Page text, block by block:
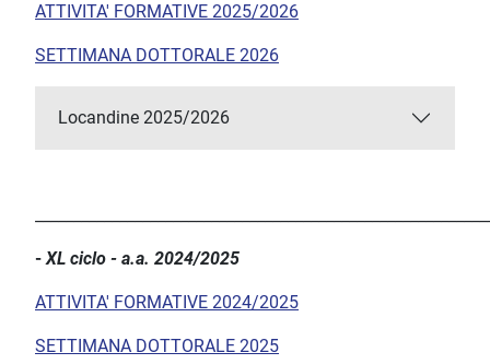
ATTIVITA' FORMATIVE 2025/2026
SETTIMANA DOTTORALE 2026
Locandine 2025/2026
- XL ciclo - a.a. 2024/2025
ATTIVITA' FORMATIVE 2024/2025
SETTIMANA DOTTORALE 2025